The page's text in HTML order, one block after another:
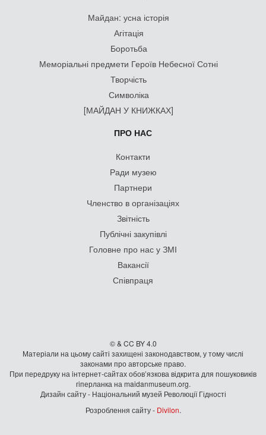
Майдан: усна історія
Агітація
Боротьба
Меморіальні предмети Героїв Небесної Сотні
Творчість
Символіка
[МАЙДАН У КНИЖКАХ]
ПРО НАС
Контакти
Ради музею
Партнери
Членство в організаціях
Звітність
Публічні закупівлі
Головне про нас у ЗМІ
Вакансії
Співпраця
© & CC BY 4.0
Матеріали на цьому сайті захищені законодавством, у тому числі
законами про авторське право.
При передруку на iнтернет-сайтах обов’язкова відкрита для пошуковиків
гiперланка на maidanmuseum.org.
Дизайн сайту - Національний музей Революції Гідності
Розроблення сайту - Divilon.